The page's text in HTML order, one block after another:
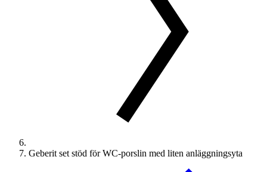
Geberit set stöd för WC-porslin med liten anläggningsyta